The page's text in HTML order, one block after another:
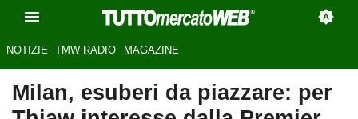
NOTIZIE TMW RADIO MAGAZINE
Milan, esuberi da piazzare: per